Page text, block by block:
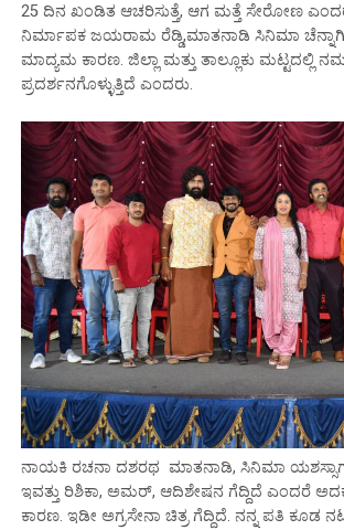
25 ದಿನ ಖಂಡಿತ ಆಚರಿಸುತ್ತೆ, ಆಗ ಮತ್ತೆ ಸೇರೋಣ
ನಿರ್ಮಾಪಕ ಜಯರಾಮ ರೆಡ್ಡಿ,ಮಾತನಾಡಿ ಸಿನಿಮಾ
ಮಾದ್ಯಮ ಕಾರಣ. ಜಿಲ್ಲಾ ಮತ್ತು ತಾಲ್ಲೂಕು ಮಟ್ಟದಲ್ಲಿ
ಪ್ರದರ್ಶನಗೊಳ್ಳುತ್ತಿದೆ ಎಂದರು.
ನಾಯಕಿ ರಚನಾ ದಶರಥ ಮಾತನಾಡಿ, ಸಿನಿಮಾ ಯಶಸ್ಸಾಗಲು
ಇವತ್ತು ರಿಶಿಕಾ, ಅಮರ್, ಆದಿಶೇಷನ ಗೆದ್ದಿದೆ ಎಂದರೆ
ಕಾರಣ. ಇಡೀ ಅಗ್ರಸೇನಾ ಚಿತ್ರ ಗೆದ್ದಿದೆ. ನನ್ನ ಪತಿ ಕೂಡ